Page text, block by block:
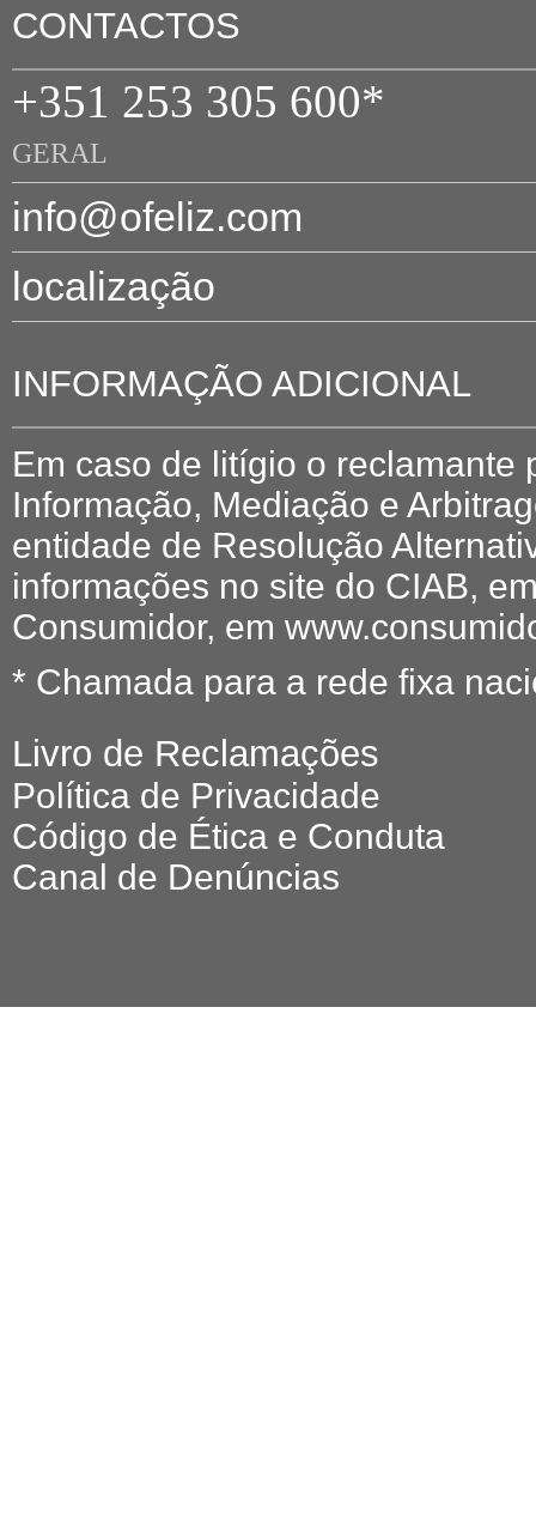
CONTACTOS
+351 253 305 600*
GERAL
info@ofeliz.com
localização
INFORMAÇÃO ADICIONAL
Em caso de litígio o reclamante
Informação, Mediação e
entidade de Resolução
informações no site do CIAB,
Consumidor, em
* Chamada para a rede fixa
Livro de Reclamações
Política de Privacidade
Código de Ética e Conduta
Canal de Denúncias